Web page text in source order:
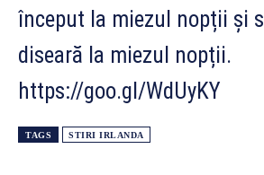
început la miezul nopții și
diseară la miezul nopții.
https://goo.gl/WdUyKY
TAGS STIRI IRLANDA